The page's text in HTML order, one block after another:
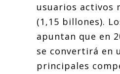
usuarios activos
(1,15 billones).
apuntan que en
se convertirá en
principales